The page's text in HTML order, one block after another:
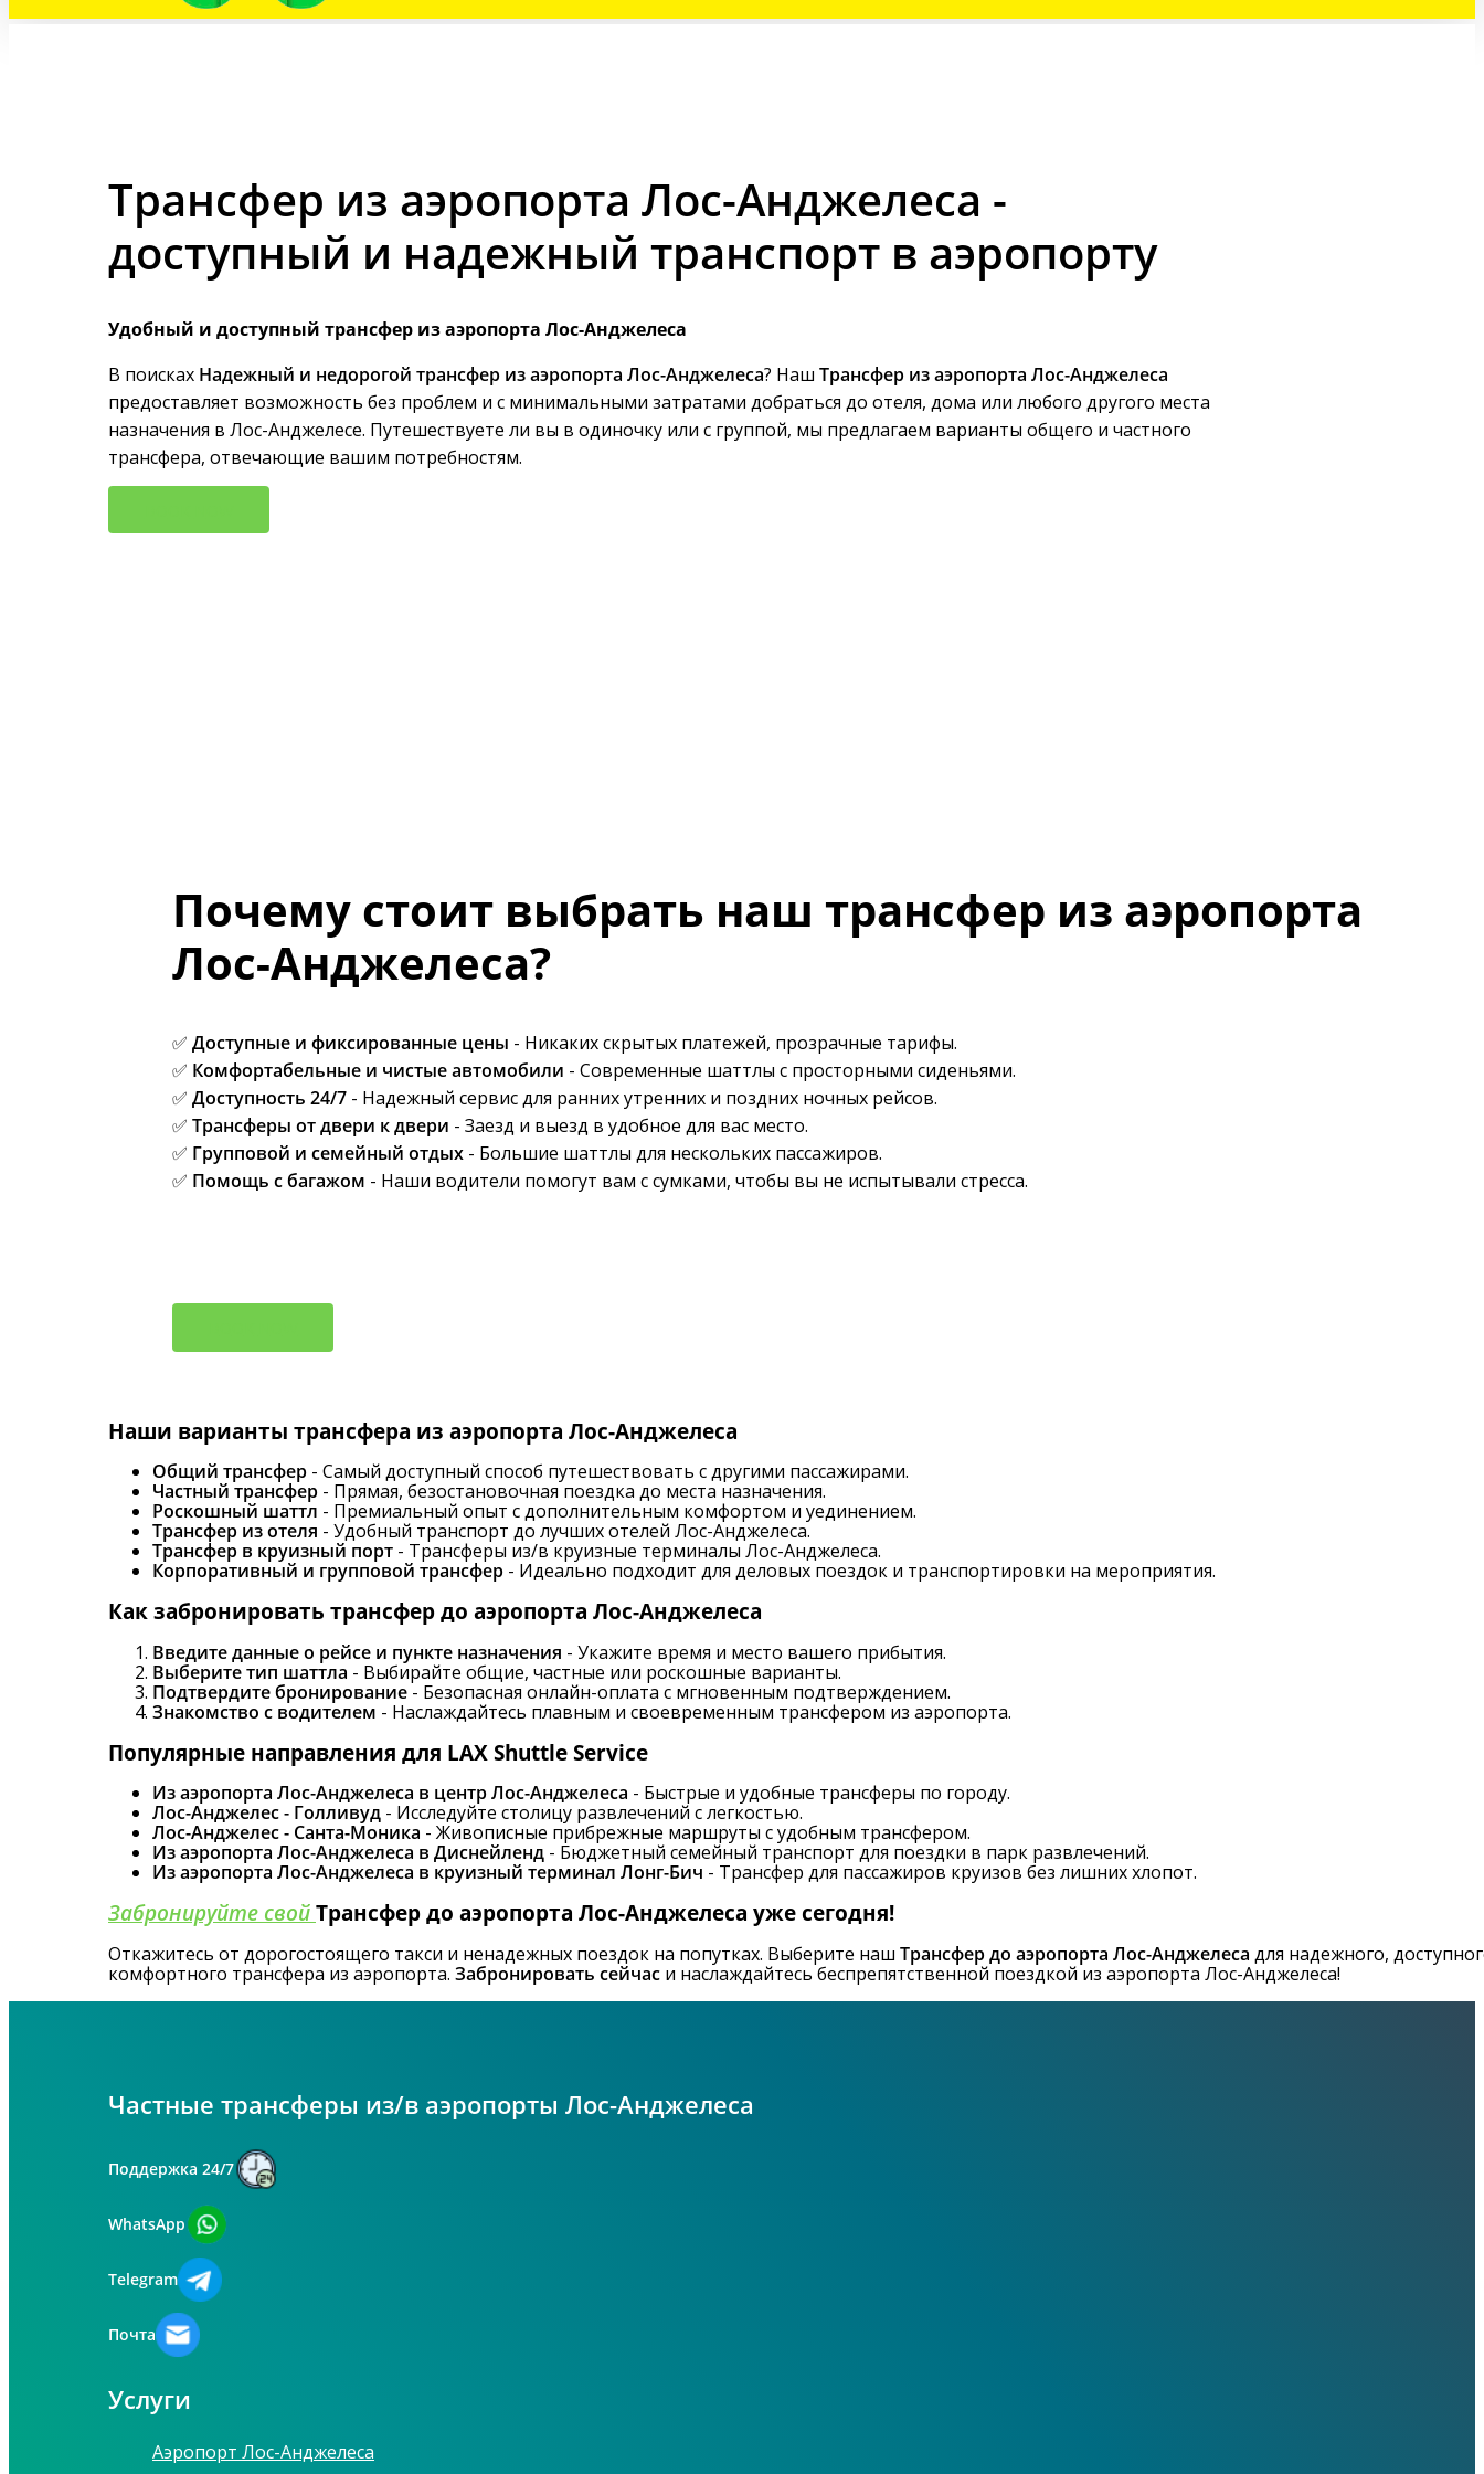
Трансфер из аэропорта Лос-Анджелеса -
доступный и надежный транспорт в аэропорту
Удобный и доступный трансфер из аэропорта Лос-Анджелеса
В поисках Надежный и недорогой трансфер из аэропорта Лос-Анджелеса? Наш Трансфер из аэропорта Лос-Анджелеса
предоставляет возможность без проблем и с минимальными затратами добраться до отеля, дома или любого другого места
назначения в Лос-Анджелесе. Путешествуете ли вы в одиночку или с группой, мы предлагаем варианты общего и частного
трансфера, отвечающие вашим потребностям.
Почему стоит выбрать наш трансфер из аэропорта
Лос-Анджелеса?
✅Доступные и фиксированные цены - Никаких скрытых платежей, прозрачные тарифы.
✅ Комфортабельные и чистые автомобили - Современные шаттлы с просторными сиденьями.
✅Доступность 24/7 - Надежный сервис для ранних утренних и поздних ночных рейсов.
✅Трансферы от двери к двери - Заезд и выезд в удобное для вас место.
✅ Групповой и семейный отдых - Большие шаттлы для нескольких пассажиров.
✅ Помощь с багажом - Наши водители помогут вам с сумками, чтобы вы не испытывали стресса.
Наши варианты трансфера из аэропорта Лос-Анджелеса
Общий трансфер - Самый доступный способ путешествовать с другими пассажирами.
Частный трансфер - Прямая, безостановочная поездка до места назначения.
Роскошный шаттл - Премиальный опыт с дополнительным комфортом и уединением.
Трансфер из отеля - Удобный транспорт до лучших отелей Лос-Анджелеса.
Трансфер в круизный порт - Трансферы из/в круизные терминалы Лос-Анджелеса.
Корпоративный и групповой трансфер - Идеально подходит для деловых поездок и транспортировки на мероприятия.
Как забронировать трансфер до аэропорта Лос-Анджелеса
Введите данные о рейсе и пункте назначения - Укажите время и место вашего прибытия.
Выберите тип шаттла - Выбирайте общие, частные или роскошные варианты.
Подтвердите бронирование - Безопасная онлайн-оплата с мгновенным подтверждением.
Знакомство с водителем - Наслаждайтесь плавным и своевременным трансфером из аэропорта.
Популярные направления для LAX Shuttle Service
Из аэропорта Лос-Анджелеса в центр Лос-Анджелеса - Быстрые и удобные трансферы по городу.
Лос-Анджелес - Голливуд - Исследуйте столицу развлечений с легкостью.
Лос-Анджелес - Санта-Моника - Живописные прибрежные маршруты с удобным трансфером.
Из аэропорта Лос-Анджелеса в Диснейленд - Бюджетный семейный транспорт для поездки в парк развлечений.
Из аэропорта Лос-Анджелеса в круизный терминал Лонг-Бич - Трансфер для пассажиров круизов без лишних хлопот.
Забронируйте свой Трансфер до аэропорта Лос-Анджелеса уже сегодня!
Откажитесь от дорогостоящего такси и ненадежных поездок на попутках. Выберите наш Трансфер до аэропорта Лос-Анджелеса для надежного,
комфортного трансфера из аэропорта. Забронировать сейчас и наслаждайтесь беспрепятственной поездкой из аэропорта Лос-Анджелеса!
Частные трансферы из/в аэропорты Лос-Анджелеса
Поддержка 24/7
WhatsApp
Telegram
Почта
Услуги
Аэропорт Лос-Анджелеса